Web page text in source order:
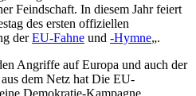
Feindschaft. In diesem Jahr feiert
des ersten offiziellen
derEU-Fahne und -Hymne„.
Angriffe auf Europa und auch der
dem Netz hat Die EU-
Demokratie-Kampagne